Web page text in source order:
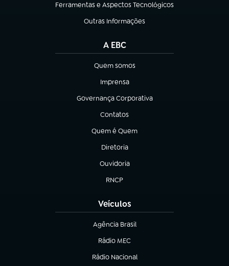
Ferramentas e Aspectos Tecnológicos
(abre em nova aba)
Outras Informações
(abre em nova aba)
A EBC
Quem somos
(abre em nova aba)
Imprensa
(abre em nova aba)
Governança Corporativa
(abre em nova aba)
Contatos
(abre em nova aba)
Quem é Quem
(abre em nova aba)
Diretoria
(abre em nova aba)
Ouvidoria
(abre em nova aba)
RNCP
(abre em nova aba)
Veículos
Agência Brasil
(abre em nova aba)
Rádio MEC
(abre em nova aba)
Rádio Nacional